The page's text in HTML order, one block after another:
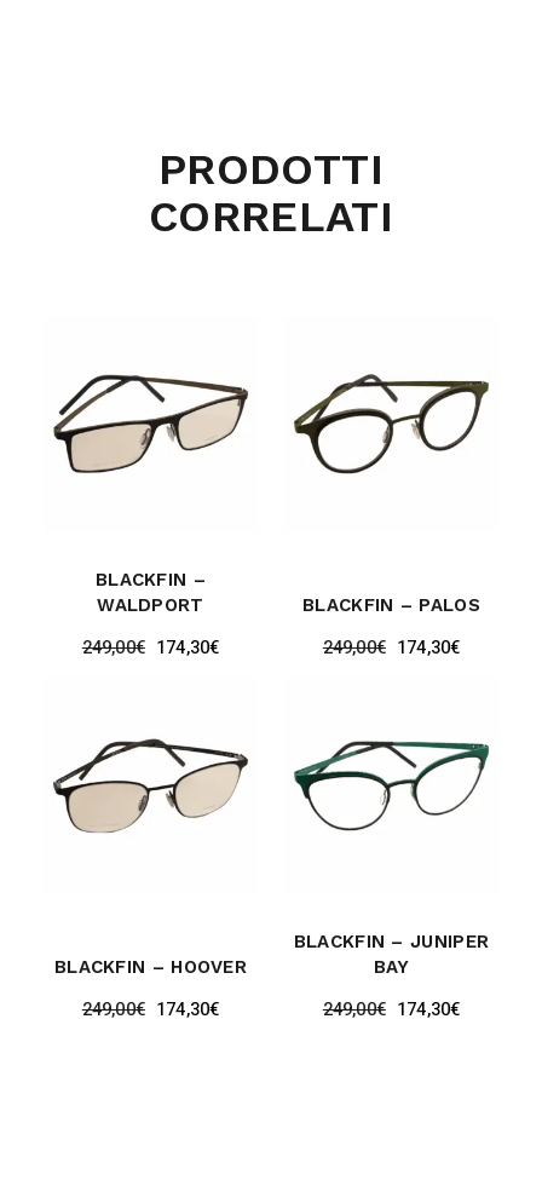
PRODOTTI
CORRELATI
BLACKFIN –
WALDPORT
249,00€ 174,30€
BLACKFIN – PALOS
249,00€ 174,30€
BLACKFIN – HOOVER
249,00€ 174,30€
BLACKFIN – JUNIPER
BAY
249,00€ 174,30€